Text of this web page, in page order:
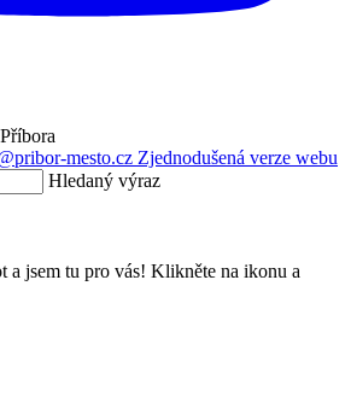
mesto.cz Zjednodušená verze webu
Hledaný výraz
a jsem tu pro vás! Klikněte na ikonu a